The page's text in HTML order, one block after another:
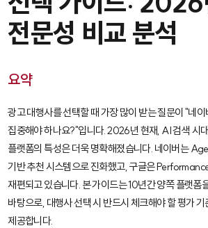
전문성 비교 분석
요약
광고 대행사를 선택할 때 가장 많이 받는 질문이 "네
집중해야 하나요?"입니다. 2026년 현재, AI 검색 시
플랫폼의 특성은 더욱 명확해졌습니다. 네이버는
기반 추천 시스템으로 진화했고, 구글은
재편되고 있습니다. 본 가이드는 10년간 양쪽 플랫폼
바탕으로, 대행사 선택 시 반드시 체크해야 할 평가
제공합니다.